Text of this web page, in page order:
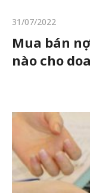
31/07/2022
Mua bán
nào cho